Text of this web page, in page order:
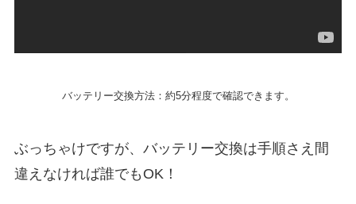
バッテリー交換方法：約5分程度で確認できます。
ぶっちゃけですが、バッテリー交換は手順さえ間
違えなければ誰でもOK！